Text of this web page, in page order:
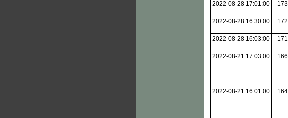
2022-08-28 17:01:00 173
2022-08-28 16:30:00 172
2022-08-28 16:03:00 171
2022-08-21 17:03:00 166
2022-08-21 16:01:00 164